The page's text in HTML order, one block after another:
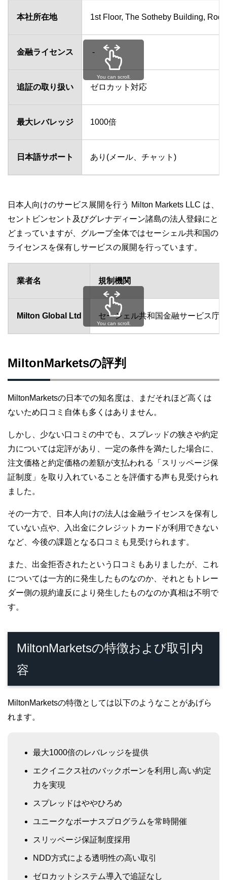
本社所在地 1st Floor, The Sotheby Building,
金融ライセンス ‐
追証の取り扱い ゼロカット対応
最大レバレッジ 1000倍
日本語サポート あり(メール、チャット)
You can scroll.
日本人向けのサービス展開を行う Milton Markets LLC は、
セントビンセント及びグレナディーン諸島の法人登録にと
どまっていますが、グループ全体ではセーシェル共和国の
ライセンスを保有しサービスの展開を行っています。
業者名 規制機関
Milton Global Ltd セーシェル共和国金融サービス庁
You can scroll.
MiltonMarketsの評判
MiltonMarketsの日本での知名度は、まだそれほど高くは
ないため口コミ自体も多くはありません。
しかし、少ない口コミの中でも、スプレッドの狭さや約定
力については定評があり、一定の条件を満たした場合に、
注文価格と約定価格の差額が支払われる「スリッページ保
証制度」を取り入れていることを評価する声も見受けられ
ました。
その一方で、
日本人向けの法人は金融ライセンスを保有し
ていない点や、
入出金にクレジットカードが利用できない
など、今後の課題となる口コミも見受けられます。
また、出金拒否されたという口コミもありましたが、これ
については一方的に発生したものなのか、それともトレー
ダー側の規約違反により発生したものなのか真相は不明で
す。
MiltonMarketsの特徴および取引内
容
MiltonMarketsの特徴としては以下のようなことがあげら
れます。
最大1000倍のレバレッジを提供
エクイニクス社のバックボーンを利用し高い約定
力を実現
スプレッドはややひろめ
ユニークなボーナスプログラムを常時開催
スリッページ保証制度採用
NDD方式による透明性の高い取引
ゼロカットシステム導入で追証なし